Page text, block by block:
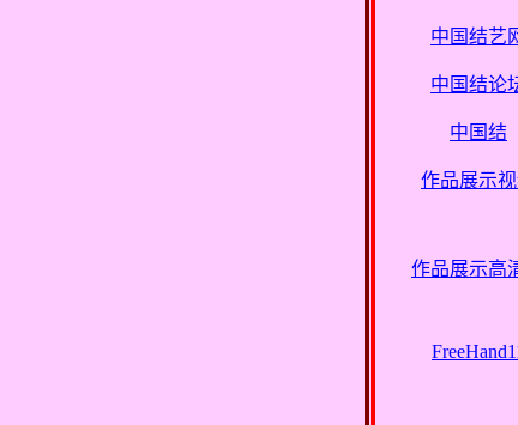
中国结艺
中国结论
中国结
作品展示
作品展示高